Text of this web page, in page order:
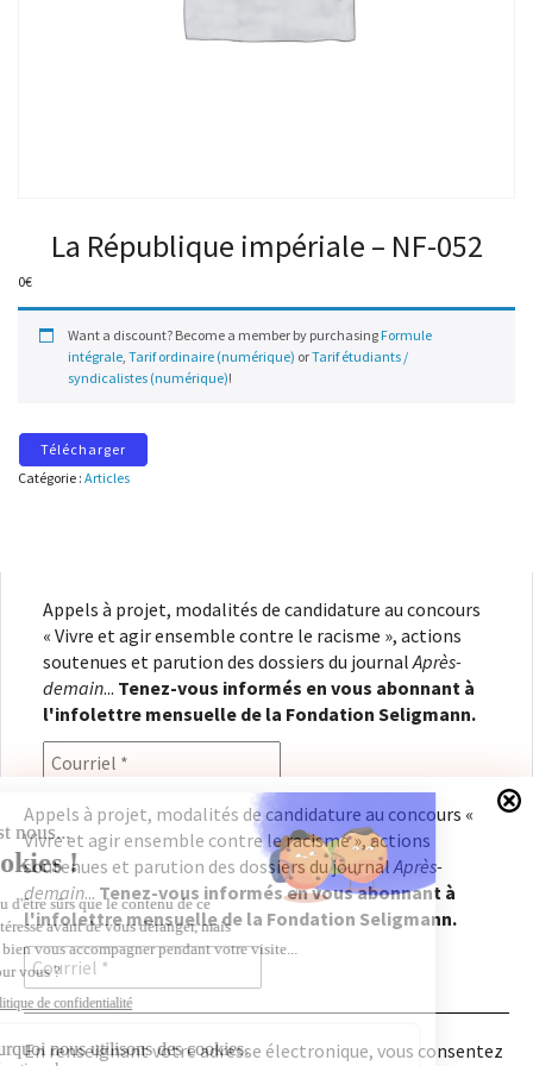
La République impériale – NF-052
0€
Want a discount? Become a member by purchasing Formule
intégrale, Tarif ordinaire (numérique) orTarif étudiants /
syndicalistes (numérique)!
Télécharger
Catégorie : Articles
Appels à projet, modalités de candidature au concours
« Vivre et agir ensemble contre le racisme », actions
soutenues et parution des dossiers du journal Après-
demain... Tenez-vous informés en vous abonnant à
l'infolettre mensuelle de la Fondation Seligmann.
En renseignant votre adresse électronique, vous
consentez à recevoir l'infolettre de la Fondation
Seligmann, conformément à notrepolitique de
confidentialité. Il vous sera possible de vous
désabonner à tout moment.
Appels à projet, modalités de candidature au concours «
Vivre et agir ensemble contre le racisme », actions
soutenues et parution des dossiers du journalAprès-
demain... Tenez-vous informés en vous abonnant à
l'infolettre mensuelle de la Fondation Seligmann.
En renseignant votre adresse électronique, vous consentez